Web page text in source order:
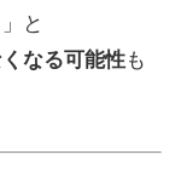
と
なる可能性も